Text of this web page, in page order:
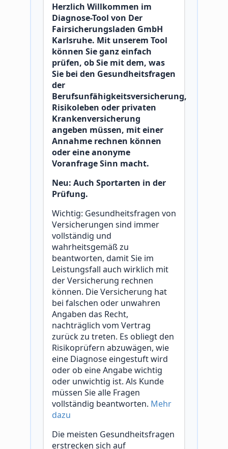
Herzlich Willkommen im
Diagnose-Tool von Der
Fairsicherungsladen GmbH
Karlsruhe. Mit unserem Tool
können Sie ganz einfach
prüfen, ob Sie mit dem, was
Sie bei den Gesundheitsfragen
der
Berufsunfähigkeitsversicherung,
Risikoleben oder privaten
Krankenversicherung
angeben müssen, mit einer
Annahme rechnen können
oder eine anonyme
Voranfrage Sinn macht.
Neu: Auch Sportarten in der
Prüfung.
Wichtig: Gesundheitsfragen von
Versicherungen sind immer
vollständig und
wahrheitsgemäß zu
beantworten, damit Sie im
Leistungsfall auch wirklich mit
der Versicherung rechnen
können. Die Versicherung hat
bei falschen oder unwahren
Angaben das Recht,
nachträglich vom Vertrag
zurück zu treten. Es obliegt den
Risikoprüfern abzuwägen, wie
eine Diagnose eingestuft wird
oder ob eine Angabe wichtig
oder unwichtig ist. Als Kunde
müssen Sie alle Fragen
vollständig beantworten. Mehr
dazu
Die meisten Gesundheitsfragen
erstrecken sich auf